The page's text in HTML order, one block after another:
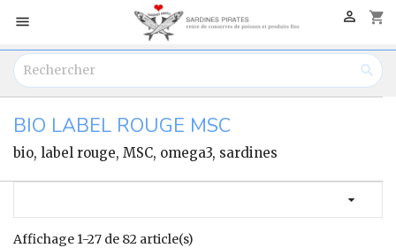
 shopping_cart


BIO LABEL ROUGE MSC
bio, label rouge, MSC, omega3, sardines

Affichage 1-27 de 82 article(s)